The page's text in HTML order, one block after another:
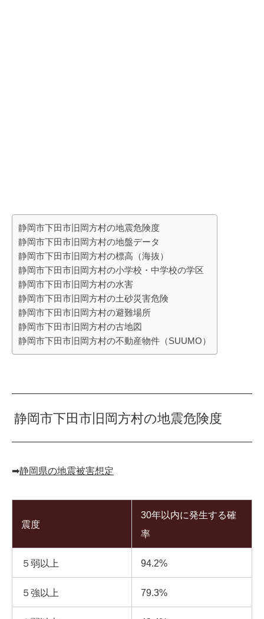
静岡市下田市旧岡方村の地震危険度
静岡市下田市旧岡方村の地盤データ
静岡市下田市旧岡方村の標高（海抜）
静岡市下田市旧岡方村の小学校・中学校の学区
静岡市下田市旧岡方村の水害
静岡市下田市旧岡方村の土砂災害危険
静岡市下田市旧岡方村の避難場所
静岡市下田市旧岡方村の古地図
静岡市下田市旧岡方村の不動産物件（SUUMO）
静岡市下田市旧岡方村の地震危険度
➡︎静岡県の地震被害想定
震度
30年以内に発生する確
率
５弱以上 94.2%
５強以上 79.3%